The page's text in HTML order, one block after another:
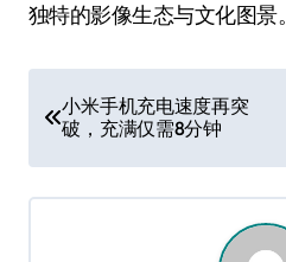
独特的影像生态与文化图景。
章
导
航
小米手机充电速度再突
破，充满仅需8分钟